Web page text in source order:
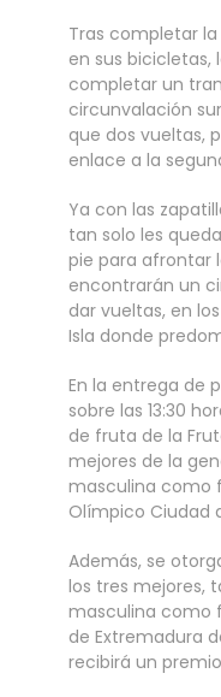
Tras completar
en sus
completar un
circunvalación
que dos vueltas,
enlace a la
Ya con las
tan solo les
pie para afrontar
encontrarán un
dar vueltas, en
Isla donde
En la entrega de
sobre las 13:30
de fruta de la
mejores de la
masculina como
Olímpico Ciudad
Además, se
los tres mejores,
masculina como
de Extremadura
recibirá un